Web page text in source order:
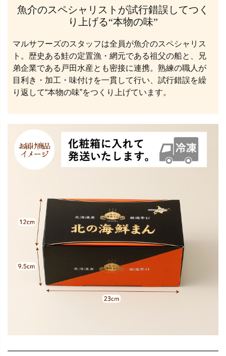
魚介のスペシャリストが試行錯誤してつく
り上げる“本物の味”
マルサフーズのスタッフは全員が魚介のスペシャリス
ト。歴史ある鮭の定置漁・網元である祖父の船と、兄
弟企業である戸田水産とも密接に連携。熟練の職人が
目利き・加工・味付けを一貫して行い、試行錯誤を繰
り返して“本物の味”をつくり上げています。